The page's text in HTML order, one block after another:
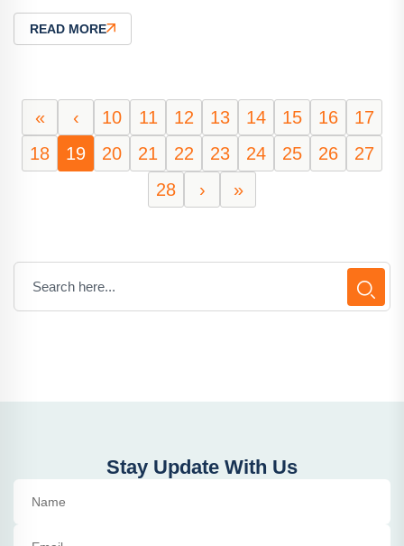
READ MORE
« ‹ 10 11 12 13 14 15 16
17
18
19 20 21 22 23 24 25 26
27
28
› »
Stay Update With Us